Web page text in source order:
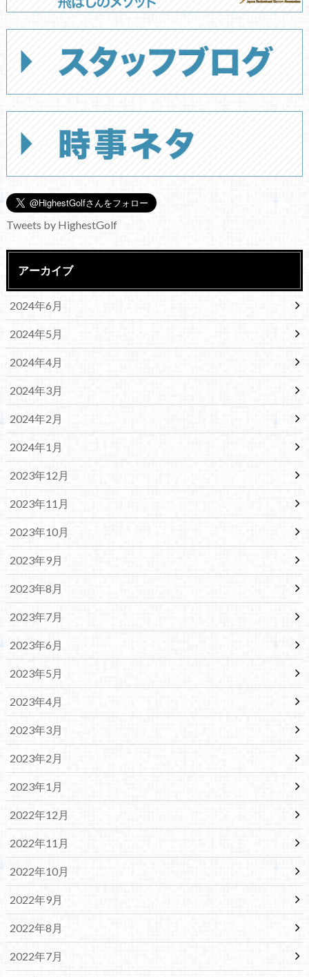
Tweets by HighestGolf
アーカイブ
2024年6月
2024年5月
2024年4月
2024年3月
2024年2月
2024年1月
2023年12月
2023年11月
2023年10月
2023年9月
2023年8月
2023年7月
2023年6月
2023年5月
2023年4月
2023年3月
2023年2月
2023年1月
2022年12月
2022年11月
2022年10月
2022年9月
2022年8月
2022年7月